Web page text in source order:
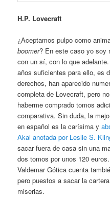
H.P. Lovecraft
¿Aceptamos pulpo como
boomer? En este caso yo soy
con un sí, con lo que
años suficientes para ello, es
derechos, han aparecido
completa de Lovecraft, pero
haberme comprado tomos
comparativa. Sin duda, la
en español es la carísima y
Akal anotada por Leslie S.
sacar fuera de casa sin una
dos tomos por unos 120
Valdemar Gótica cuenta
pero puestos a sacar la
miserias.